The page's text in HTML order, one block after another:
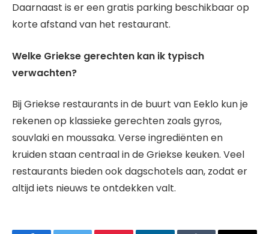
Daarnaast is er een gratis parking beschikbaar op
korte afstand van het restaurant.
Welke Griekse gerechten kan ik typisch
verwachten?
Bij Griekse restaurants in de buurt van Eeklo kun je
rekenen op klassieke gerechten zoals gyros,
souvlaki en moussaka. Verse ingrediënten en
kruiden staan centraal in de Griekse keuken. Veel
restaurants bieden ook dagschotels aan, zodat er
altijd iets nieuws te ontdekken valt.